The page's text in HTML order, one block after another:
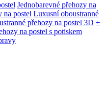
Jednobarevné přehozy na
na postel Luxusní oboustranné
přehozy na postel 3D +
na postel s potiskem